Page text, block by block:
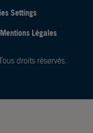
Settings
Mentions Légales
droits réservés.